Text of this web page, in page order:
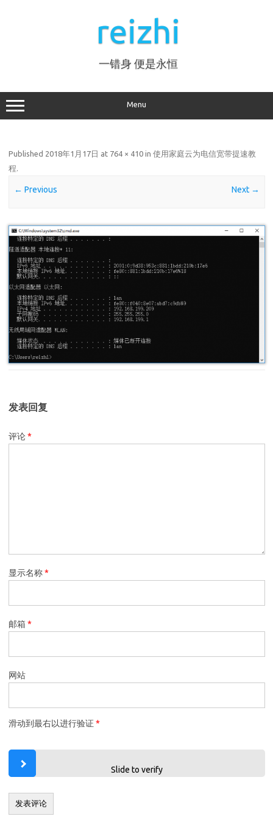
reizhi
一错身 便是永恒
Menu
Published 2018年1月17日 at 764 × 410 in 使用家庭云为电信宽带提速教
程.
← Previous Next →
发表回复
评论*
显示名称*
邮箱*
网站
滑动到最右以进行验证 *
Slide to verify